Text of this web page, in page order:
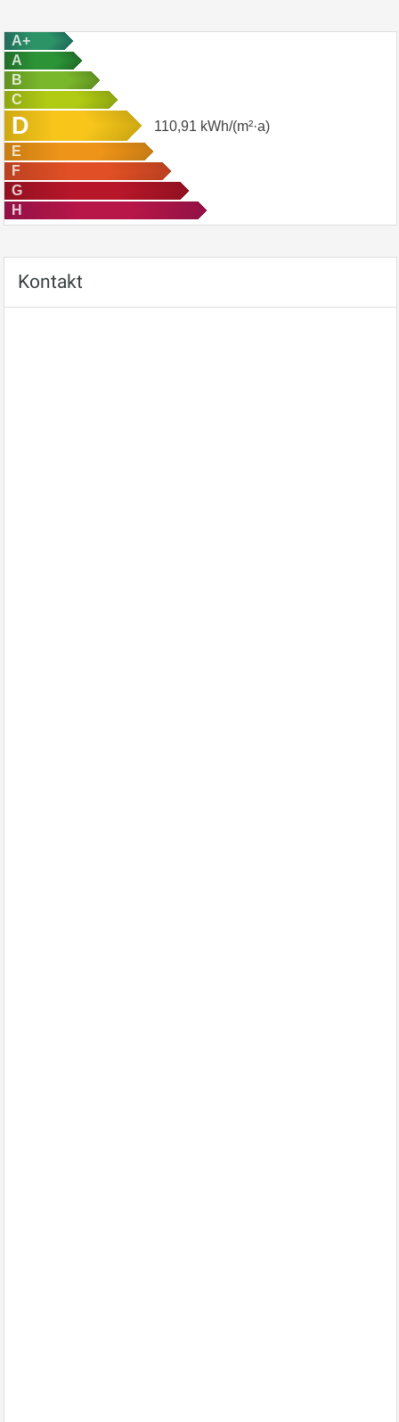
A+
A
B
C
D 110,91 kWh/(m²·a)
E
F
G
H
Kontakt